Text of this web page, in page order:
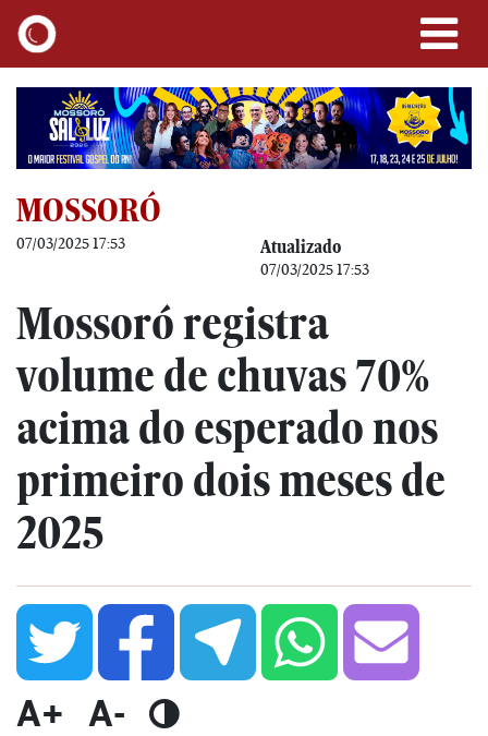
MOSSORÓ
07/03/2025 17:53 Atualizado
07/03/2025 17:53
Mossoró registra
volume de chuvas 70%
acima do esperado nos
primeiro dois meses de
2025
A+ A-